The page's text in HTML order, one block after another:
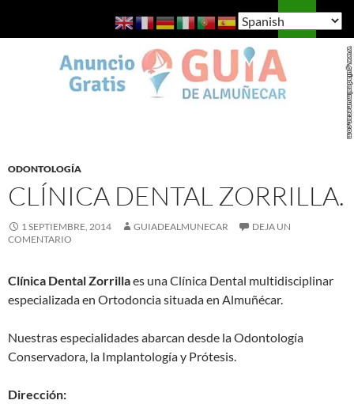
Guía de Almuñécar
MENÚ
ODONTOLOGÍA
CLÍNICA DENTAL ZORRILLA.
1 SEPTIEMBRE, 2014 GUIADEALMUNECAR
DEJA UN
COMENTARIO
Clínica Dental Zorrillaes una Clínica Dental multidisciplinar
especializada en Ortodoncia situada en Almuñécar.
Nuestras especialidades abarcan desde la Odontología
Conservadora, la Implantología y Prótesis.
Dirección: